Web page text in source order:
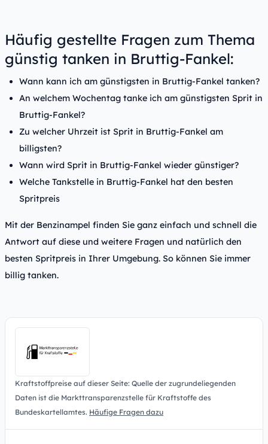
Häufig gestellte Fragen zum Thema
günstig tanken in Bruttig-Fankel:
Wann kann ich am günstigsten in Bruttig-Fankel tanken?
An welchem Wochentag tanke ich am günstigsten Sprit in
Bruttig-Fankel?
Zu welcher Uhrzeit ist Sprit in Bruttig-Fankel am
billigsten?
Wann wird Sprit in Bruttig-Fankel wieder günstiger?
Welche Tankstelle in Bruttig-Fankel hat den besten
Spritpreis
Mit der Benzinampel finden Sie ganz einfach und schnell die
Antwort auf diese und weitere Fragen und natürlich den
besten Spritpreis in Ihrer Umgebung. So können Sie immer
billig tanken.
Kraftstoffpreise auf dieser Seite: Quelle der zugrundeliegenden
Daten ist die Markttransparenzstelle für Kraftstoffe des
Bundeskartellamtes. Häufige Fragen dazu